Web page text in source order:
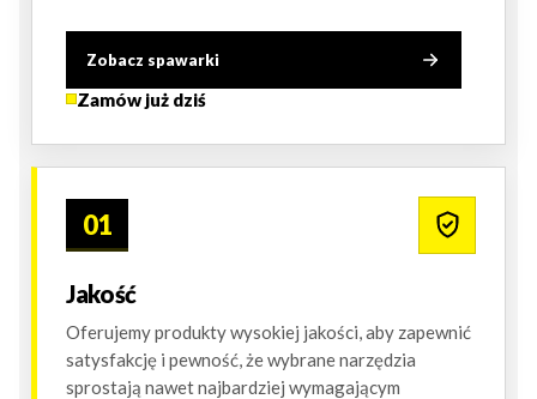
Zobacz spawarki
Zamów już dziś
01
Jakość
Oferujemy produkty wysokiej jakości, aby zapewnić
satysfakcję i pewność, że wybrane narzędzia
sprostają nawet najbardziej wymagającym